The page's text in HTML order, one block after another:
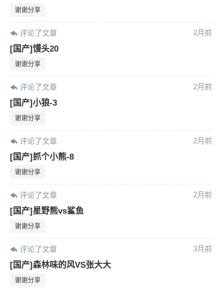
谢谢分享
评论了文章 2月前
[国产]馒头20
谢谢分享
评论了文章 2月前
[国产]小狼-3
谢谢分享
评论了文章 2月前
[国产]抓个小熊-8
谢谢分享
评论了文章 2月前
[国产]星野熊vs鲨鱼
谢谢分享
评论了文章 3月前
[国产]森林味的风VS张大大
谢谢分享